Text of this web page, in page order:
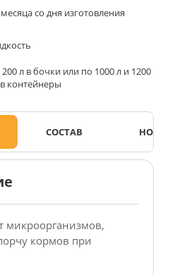
со дня изготовления
л в бочки или по 1000 л и 1200
контейнеры
СОСТАВ НОРМЫ
микроорганизмов,
кормов при